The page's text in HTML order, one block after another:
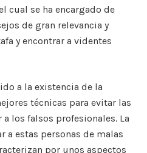
se ha encargado de
de gran relevancia y
y encontrar a videntes
a la existencia de la
técnicas para evitar las
los falsos profesionales. La
estas personas de malas
por unos aspectos